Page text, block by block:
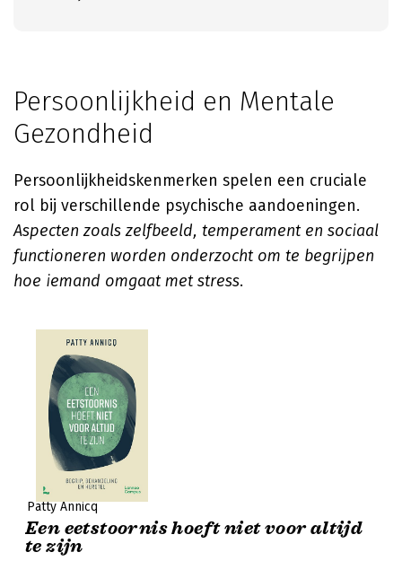
Persoonlijkheid en Mentale
Gezondheid
Persoonlijkheidskenmerken spelen een cruciale
rol bij verschillende psychische aandoeningen.
Aspecten zoals zelfbeeld, temperament en sociaal
functioneren worden onderzocht om te begrijpen
hoe iemand omgaat met stress.
Patty Annicq
Een eetstoornis hoeft niet voor altijd
te zijn